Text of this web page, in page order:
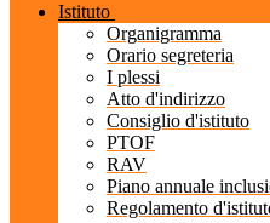
Istituto
Organigramma
Orario segreteria
I plessi
Atto d'indirizzo
Consiglio d'istituto
PTOF
RAV
Piano annuale
Regolamento